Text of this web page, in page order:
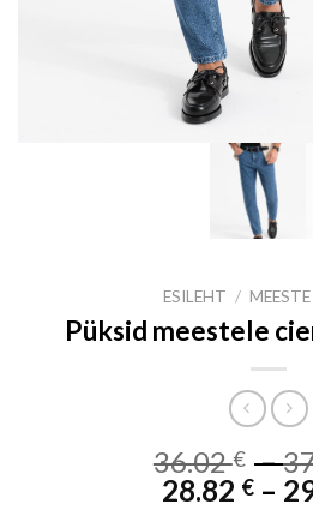
ESILEHT /
Püksid meestele
36.02€ –
28.82 € –